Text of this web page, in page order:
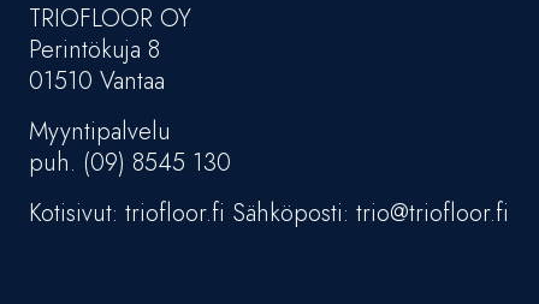
TRIOFLOOR OY
Perintökuja 8
01510 Vantaa
Myyntipalvelu
puh. (09) 8545 130
Kotisivut: triofloor.fi Sähköposti: trio@triofloor.fi